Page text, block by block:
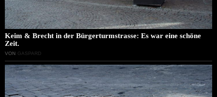
Keim & Brecht in der Bürgerturmstrasse: Es war eine schöne
Zeit.
VON GASPARD